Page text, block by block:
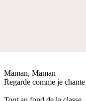
Maman, Maman
Regarde comme je chante